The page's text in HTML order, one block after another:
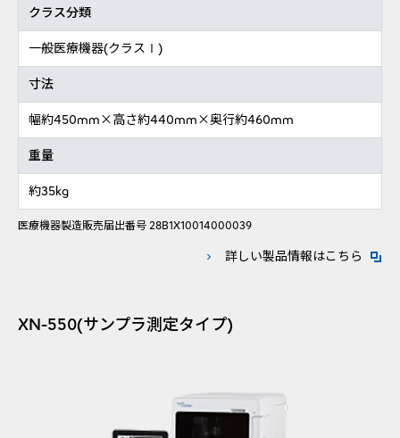
クラス分類
一般医療機器(クラスⅠ)
寸法
幅約450mm×高さ約440mm×奥行約460mm
重量
約35kg
医療機器製造販売届出番号 28B1X10014000039
詳しい製品情報はこちら 新規
XN-550(サンプラ測定タイプ)